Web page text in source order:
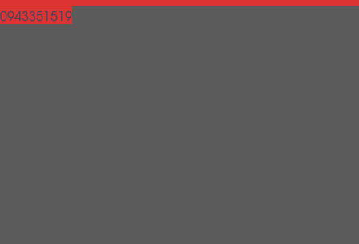
0943351519